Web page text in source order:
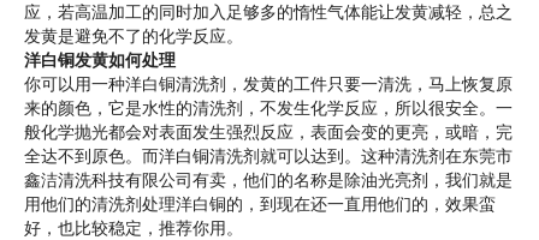
应，若高温加工的同时加入足够多的惰性气体能让发黄减轻，总之
发黄是避免不了的化学反应。
洋白铜发黄如何处理
你可以用一种洋白铜清洗剂，发黄的工件只要一清洗，马上恢复原
来的颜色，它是水性的清洗剂，不发生化学反应，所以很安全。一
般化学抛光都会对表面发生强烈反应，表面会变的更亮，或暗，完
全达不到原色。而洋白铜清洗剂就可以达到。这种清洗剂在东莞市
鑫洁清洗科技有限公司有卖，他们的名称是除油光亮剂，我们就是
用他们的清洗剂处理洋白铜的，到现在还一直用他们的，效果蛮
好，也比较稳定，推荐你用。